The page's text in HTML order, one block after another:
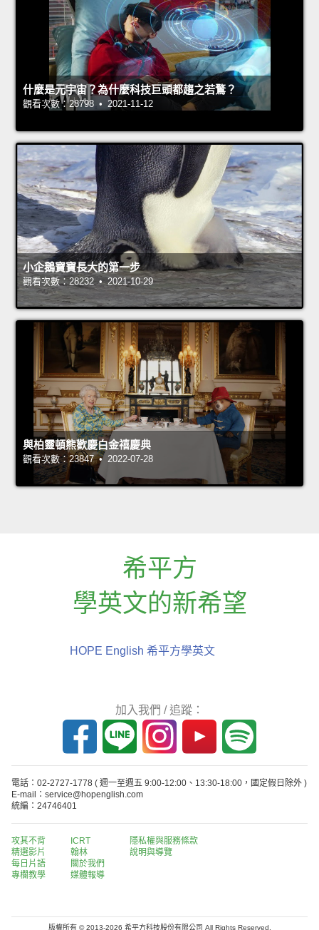
什麼是元宇宙？為什麼科技巨頭都趨之若鶩？
觀看次數：28798 • 2021-11-12
小企鵝寶寶長大的第一步
觀看次數：28232 • 2021-10-29
與柏靈頓熊歡慶白金禧慶典
觀看次數：23847 • 2022-07-28
希平方
學英文的新希望
HOPE English 希平方學英文
加入我們 / 追蹤：
電話：02-2727-1778 ( 週一至週五 9:00-12:00、13:30-18:00，國定假日除外 )
E-mail：service@hopenglish.com
統編：24746401
攻其不背
精選影片
每日片語
專欄教學
ICRT
翰林
關於我們
媒體報導
隱私權與服務條款
說明與導覽
版權所有 © 2013-2026 希平方科技股份有限公司 All Rights Reserved.